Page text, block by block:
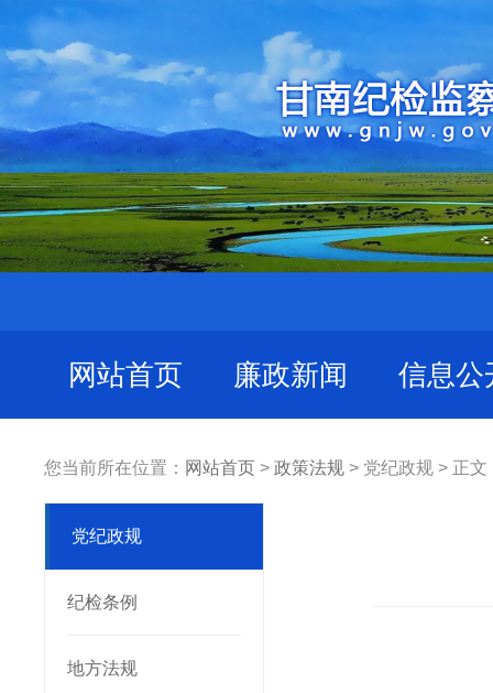
网站首页 廉政新闻 信息公
您当前所在位置： 网站首页 > 政策法规 > 党纪政规 > 正文
党纪政规
纪检条例
地方法规